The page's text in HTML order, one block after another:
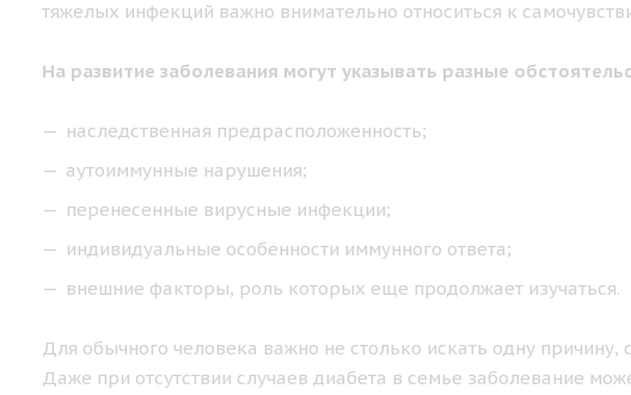
тяжелых инфекций важно внимательно относиться к
На развитие заболевания могут указывать разные
наследственная предрасположенность;
аутоиммунные нарушения;
перенесенные вирусные инфекции;
индивидуальные особенности иммунного ответа;
внешние факторы, роль которых еще продолжает изучаться.
Для обычного человека важно не столько искать одну
Даже при отсутствии случаев диабета в семье заболевание